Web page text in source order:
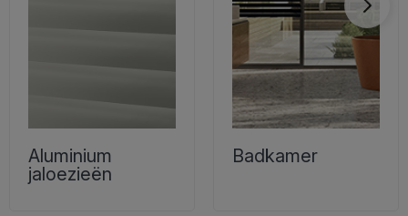
Aluminium
jaloezieën
Badkamer